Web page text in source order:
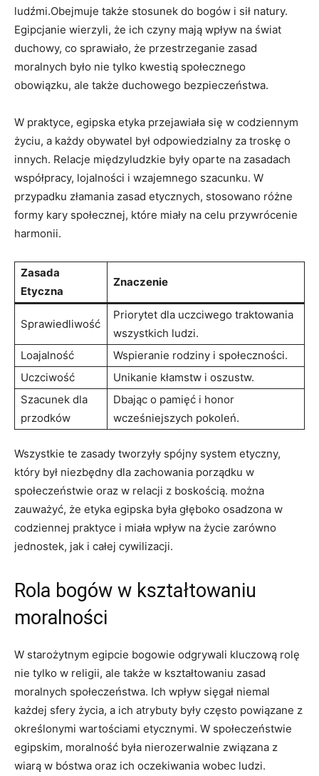
ludźmi.Obejmuje także stosunek do bogów i sił natury.
Egipcjanie wierzyli, że ich czyny mają wpływ na świat
duchowy, ⁢co sprawiało, że przestrzeganie zasad
moralnych było nie tylko kwestią społecznego
obowiązku,​ ale⁤ także duchowego bezpieczeństwa.
W praktyce, egipska etyka przejawiała się w codziennym
życiu, a każdy obywatel był⁣ odpowiedzialny za troskę o
innych. Relacje międzyludzkie były ⁢oparte na zasadach
współpracy, lojalności i wzajemnego szacunku.‍ W
przypadku złamania zasad etycznych, stosowano różne
formy kary społecznej, które ⁤miały na celu przywrócenie
harmonii.
Zasada
Etyczna
Znaczenie
Sprawiedliwość
Priorytet dla uczciwego traktowania
⁢wszystkich ludzi.
Loajalność
Wspieranie rodziny i społeczności.
Uczciwość
Unikanie kłamstw i⁤ oszustw.
Szacunek dla
przodków
Dbając o pamięć i honor
wcześniejszych pokoleń.
Wszystkie te zasady‌ tworzyły spójny system etyczny,
⁤który ‍był niezbędny⁣ dla zachowania porządku w
społeczeństwie oraz w relacji‌ z ⁤boskością. można
zauważyć, ⁣że ‍etyka egipska była głęboko osadzona w
codziennej praktyce i miała wpływ na życie zarówno
jednostek, jak i ‌całej cywilizacji.
Rola bogów w kształtowaniu​
moralności
W starożytnym egipcie bogowie odgrywali kluczową rolę
nie tylko w​ religii, ⁤ale także w kształtowaniu zasad
moralnych społeczeństwa. Ich wpływ sięgał⁢ niemal
każdej sfery życia, a ich atrybuty były‌ często powiązane z
określonymi wartościami etycznymi. W społeczeństwie
egipskim, moralność była nierozerwalnie związana​ z
wiarą w bóstwa oraz⁣ ich ‍oczekiwania wobec ludzi.